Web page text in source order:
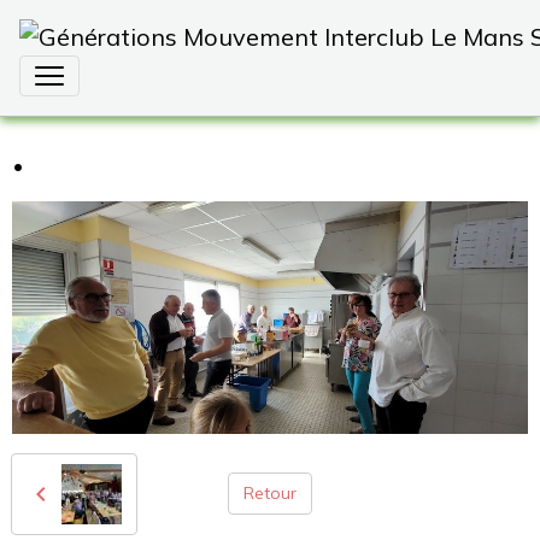
.
Retour